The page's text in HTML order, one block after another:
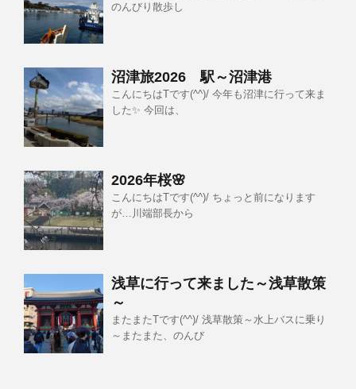
のんびり散歩し
沼津旅2026 駅～沼津港
こんにちはTです(^^)/ 今年も沼津に行って来ま
した✨ 今回は、
2026年桜🌸
こんにちはTです(^^)/ ちょっと前になります
が…川端部長から
浅草に行って来ました～浅草散策
～
またまたTです(^^)/ 浅草散策～水上バスに乗り
～またまた、のんび